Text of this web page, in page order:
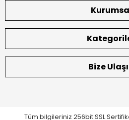
Bize
Tüm bilgileriniz 256bit SSL